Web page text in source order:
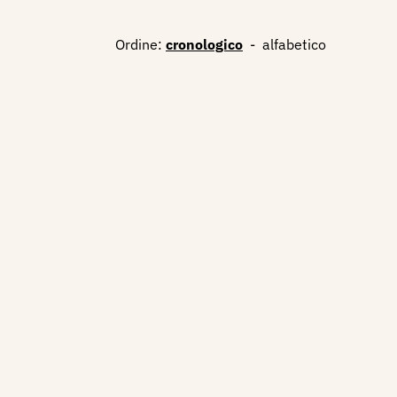
Ordine: cronologico - alfabetico